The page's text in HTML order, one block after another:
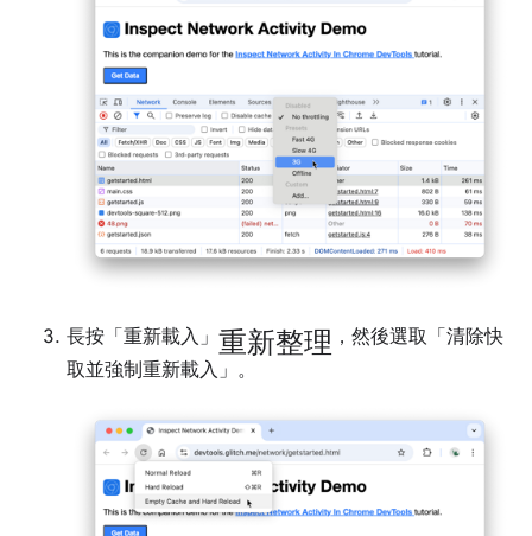
長按「重新載入」 重新整理 ，然後選取「清除快
取並強制重新載入」 。